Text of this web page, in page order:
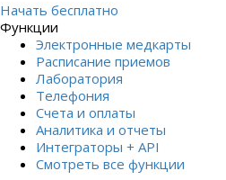
Начать бесплатно
Функции
Электронные медкарты
Расписание приемов
Лаборатория
Телефония
Счета и оплаты
Аналитика и отчеты
Интеграторы + API
Смотреть все функции